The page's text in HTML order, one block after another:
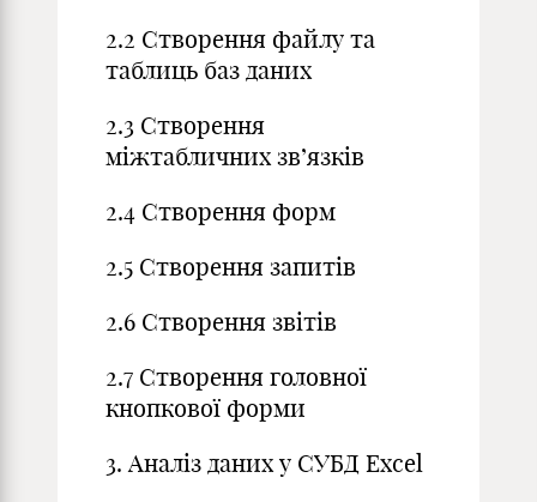
2.2 Створення файлу та
таблиць баз даних
2.3 Створення
міжтабличних зв’язків
2.4 Створення форм
2.5 Створення запитів
2.6 Створення звітів
2.7 Створення головної
кнопкової форми
3. Аналіз даних у СУБД Excel